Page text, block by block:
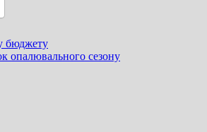
бюджету
опалювального сезону